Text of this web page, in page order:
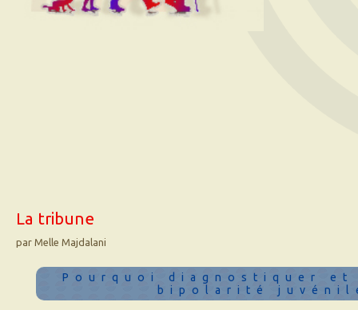
La tribune
par Melle Majdalani
Pourquoi diagnostiquer
bipolarité